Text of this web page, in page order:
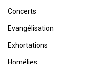
Concerts
Evangélisation
Exhortations